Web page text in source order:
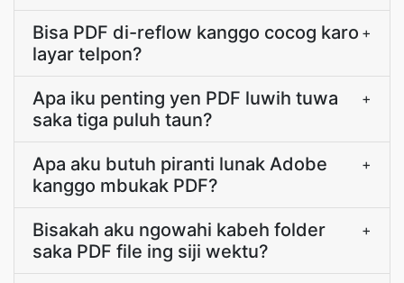
Bisa PDF di-reflow kanggo cocog karo
layar telpon?
+
Apa iku penting yen PDF luwih tuwa
saka tiga puluh taun?
+
Apa aku butuh piranti lunak Adobe
kanggo mbukak PDF?
+
Bisakah aku ngowahi kabeh folder
saka PDF file ing siji wektu?
+